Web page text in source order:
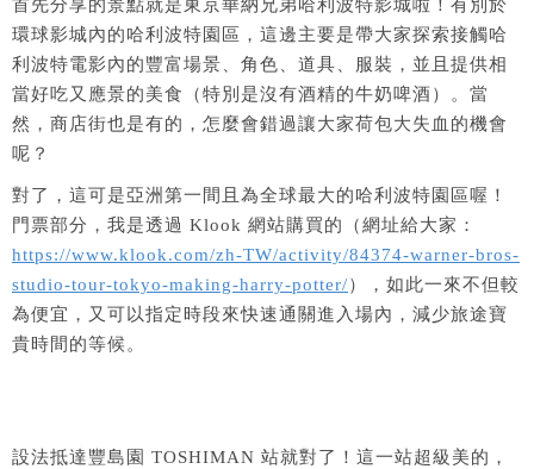
首先分享的景點就是東京華納兄弟哈利波特影城啦！有別於
環球影城內的哈利波特園區，這邊主要是帶大家探索接觸哈
利波特電影內的豐富場景、角色、道具、服裝，並且提供相
當好吃又應景的美食（特別是沒有酒精的牛奶啤酒）。當
然，商店街也是有的，怎麼會錯過讓大家荷包大失血的機會
呢？
對了，這可是亞洲第一間且為全球最大的哈利波特園區喔！
門票部分，我是透過 Klook 網站購買的（網址給大家：
https://www.klook.com/zh-TW/activity/84374-warner-bros-
studio-tour-tokyo-making-harry-potter/），如此一來不但較
為便宜，又可以指定時段來快速通關進入場內，減少旅途寶
貴時間的等候。
設法抵達豐島園 TOSHIMAN 站就對了！這一站超級美的，